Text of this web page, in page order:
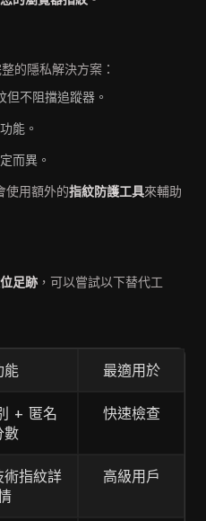
的隱私解決方案：
不阻擋追蹤器。
能。
而異。
使用額外的指紋防護工具來輔助
足跡 ，可以嘗試以下替代工
能 最適用於
+ 匿名
數
快速檢查
術指紋詳
高級用戶